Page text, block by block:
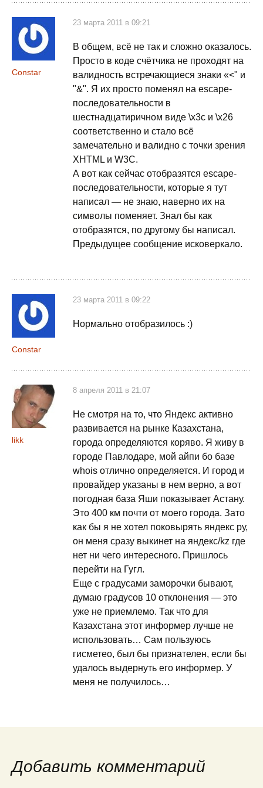
Constar
23 марта 2011 в 09:21
В общем, всё не так и сложно оказалось.
Просто в коде счётчика не проходят на
валидность встречающиеся знаки «<" и
"&". Я их просто поменял на escape-
последовательности в
шестнадцатиричном виде \x3c и \x26
соответственно и стало всё
замечательно и валидно с точки зрения
XHTML и W3C.
А вот как сейчас отобразятся escape-
последовательности, которые я тут
написал — не знаю, наверно их на
символы поменяет. Знал бы как
отобразятся, по другому бы написал.
Предыдущее сообщение исковеркало.
Constar
23 марта 2011 в 09:22
Нормально отобразилось :)
likk
8 апреля 2011 в 21:07
Не смотря на то, что Яндекс активно
развивается на рынке Казахстана,
города определяются коряво. Я живу в
городе Павлодаре, мой айпи бо базе
whois отлично определяется. И город и
провайдер указаны в нем верно, а вот
погодная база Яши показывает Астану.
Это 400 км почти от моего города. Зато
как бы я не хотел поковырять яндекс ру,
он меня сразу выкинет на яндекс/kz где
нет ни чего интересного. Пришлось
перейти на Гугл.
Еще с градусами заморочки бывают,
думаю градусов 10 отклонения — это
уже не приемлемо. Так что для
Казахстана этот информер лучше не
использовать… Сам пользуюсь
гисметео, был бы признателен, если бы
удалось выдернуть его информер. У
меня не получилось…
Добавить комментарий